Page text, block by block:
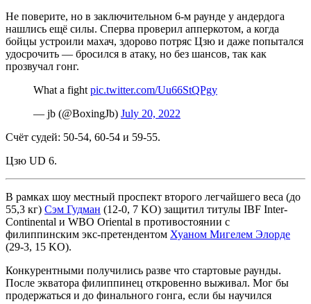
Не поверите, но в заключительном 6-м раунде у андердога
нашлись ещё силы. Сперва проверил апперкотом, а когда
бойцы устроили махач, здорово потряс Цзю и даже попытался
удосрочить — бросился в атаку, но без шансов, так как
прозвучал гонг.
What a fight pic.twitter.com/Uu66StQPgy
— jb (@BoxingJb) July 20, 2022
Счёт судей: 50-54, 60-54 и 59-55.
Цзю UD 6.
В рамках шоу местный проспект второго легчайшего веса (до
55,3 кг) Сэм Гудман (12-0, 7 KO) защитил титулы IBF Inter-
Continental и WBO Oriental в противостоянии с
филиппинским экс-претендентом Хуаном Мигелем Элорде
(29-3, 15 KO).
Конкурентными получились разве что стартовые раунды.
После экватора филиппинец откровенно выживал. Мог бы
продержаться и до финального гонга, если бы научился